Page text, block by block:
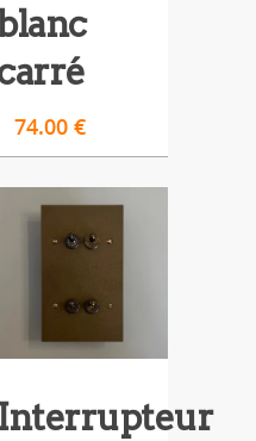
74.00 €
Interrupteur